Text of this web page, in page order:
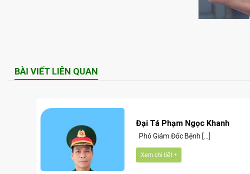
BÀI VIẾT LIÊN QUAN
Đại Tá Phạm Ngọc Khanh
Phó Giám Đốc Bệnh [...]
Xem chi tiết +